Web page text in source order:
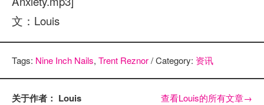
文：Louis
Tags: Nine Inch Nails, Trent Reznor/ Category: 资讯
关于作者： Louis 查看Louis的所有文章→